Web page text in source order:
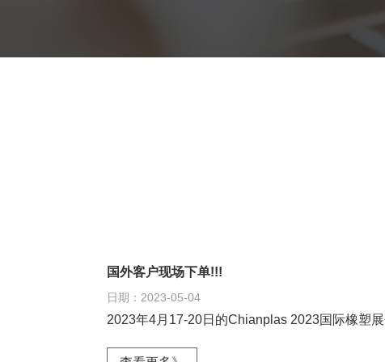
国外客户现场下单!!!
日期：2023-05-04
2023年4月17-20日的Chianplas 2023国际橡塑